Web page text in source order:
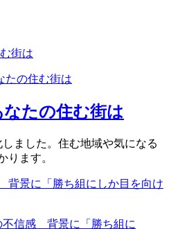
街は
たの住む街は
ました。住む地域や気になる
ります。
景に「勝ち組にしか目を向け